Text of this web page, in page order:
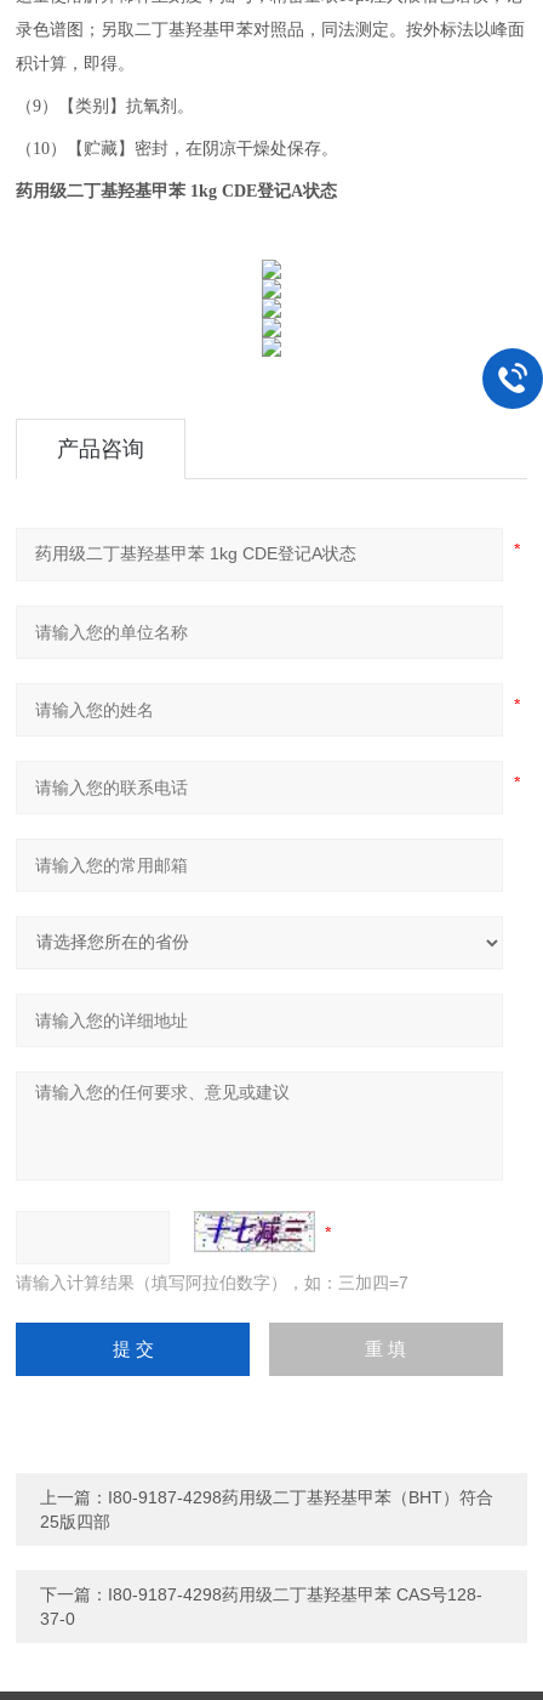
录色谱图；另取二丁基羟基甲苯对照品，同法测定。按外标法以峰面
积计算，即得。
（9） 【类别】抗氧剂。
（10） 【贮藏】密封，在阴凉干燥处保存。
药用级二丁基羟基甲苯 1kg CDE登记A状态
产品咨询
请输入计算结果（填写阿拉伯数字），如：三加四=7
上一篇： I80-9187-4298药用级二丁基羟基甲苯（BHT）符合
25版四部
下一篇： I80-9187-4298药用级二丁基羟基甲苯 CAS号128-
37-0